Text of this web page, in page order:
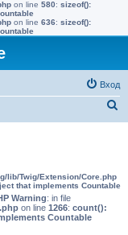
on line 580: sizeof():
on line 636: sizeof():
Вход
к
lib/Twig/Extension/Core.php
that implements Countable
Warning: in file
on line 1266: count():
Countable